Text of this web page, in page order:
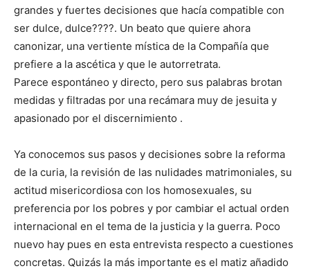
grandes y fuertes decisiones que hacía compatible con
ser dulce, dulce????. Un beato que quiere ahora
canonizar, una vertiente mística de la Compañía que
prefiere a la ascética y que le autorretrata.
Parece espontáneo y directo, pero sus palabras brotan
medidas y filtradas por una recámara muy de jesuita y
apasionado por el discernimiento .
Ya conocemos sus pasos y decisiones sobre la reforma
de la curia, la revisión de las nulidades matrimoniales, su
actitud misericordiosa con los homosexuales, su
preferencia por los pobres y por cambiar el actual orden
internacional en el tema de la justicia y la guerra. Poco
nuevo hay pues en esta entrevista respecto a cuestiones
concretas. Quizás la más importante es el matiz añadido